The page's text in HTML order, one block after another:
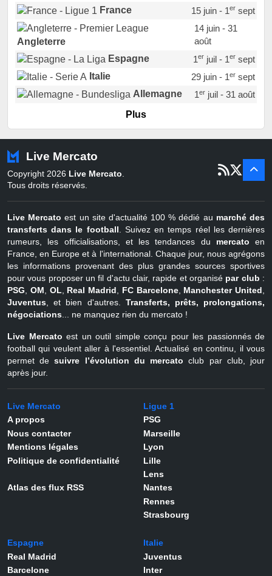
France 15 juin - 1ersept
Angleterre
14 juin - 31
août
Espagne
1erjuil - 1ersept
Italie
29 juin - 1ersept
Allemagne
1erjuil - 31 août
Portugal
Pays-Bas
22 juin - 2 sept
Belgique
juil - 31
Plus
Live Mercato
Copyright 2026 Live Mercato
Tous droits réservés.
Live Mercato est un site d'actualité 100 % dédié au marché des
transferts dans le football . Suivez en temps réel les dernières
rumeurs, les officialisations, et les tendances du mercato en
France, en Europe et à l'international. Chaque jour, nous agrégons
les informations provenant des plus grandes sources sportives
pour vous proposer un fil d'actu clair, rapide et organisé par club :
PSG
OM OL Real Madrid FC Barcelone, Manchester United
Juventus , et bien d'autres. Transferts, prêts, prolongations,
négociations ... ne manquez rien du mercato !
Live Mercato est un outil simple conçu pour les passionnés de
football qui veulent aller à l'essentiel. Actualisé en continu, il vous
permet desuivre l’évolution du mercato club par club, jour
après jour.
Live Mercato
A propos
Nous contacter
Mentions légales
Politique de confidentialité
Atlas des flux RSS
Ligue 1
PSG
Marseille
Lyon
Lille
Lens
Nantes
Rennes
Strasbourg
Espagne
Real Madrid
Barcelone
Italie
Juventus
Inter